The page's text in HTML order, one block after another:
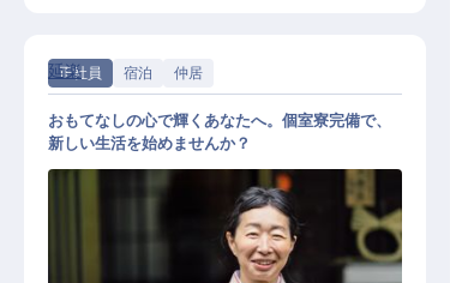
正社員 宿泊 仲居
延楽
おもてなしの心で輝くあなたへ。個室寮完備で、
新しい生活を始めませんか？